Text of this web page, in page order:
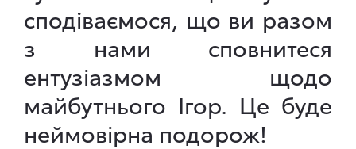
сподіваємося, що ви разом
з нами сповнитеся
ентузіазмом щодо
майбутнього Ігор. Це буде
неймовірна подорож!